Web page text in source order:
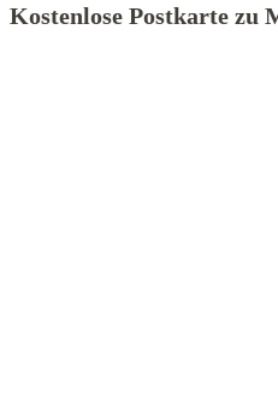
Kostenlose Postkarte zu